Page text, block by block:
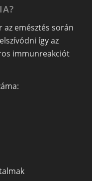
emésztés során
így az
immunreakciót